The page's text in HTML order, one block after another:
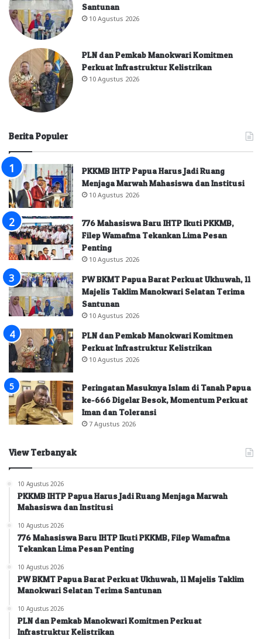
Santunan
10 Agustus 2026
PLN dan Pemkab Manokwari Komitmen
Perkuat Infrastruktur Kelistrikan
10 Agustus 2026
Berita Populer
PKKMB IHTP Papua Harus Jadi Ruang
Menjaga Marwah Mahasiswa dan Institusi
10 Agustus 2026
776 Mahasiswa Baru IHTP Ikuti PKKMB,
Filep Wamafma Tekankan Lima Pesan
Penting
10 Agustus 2026
PW BKMT Papua Barat Perkuat Ukhuwah, 11
Majelis Taklim Manokwari Selatan Terima
Santunan
10 Agustus 2026
PLN dan Pemkab Manokwari Komitmen
Perkuat Infrastruktur Kelistrikan
10 Agustus 2026
Peringatan Masuknya Islam di Tanah Papua
ke-666 Digelar Besok, Momentum Perkuat
Iman dan Toleransi
7 Agustus 2026
View Terbanyak
10 Agustus 2026
PKKMB IHTP Papua Harus Jadi Ruang Menjaga Marwah
Mahasiswa dan Institusi
10 Agustus 2026
776 Mahasiswa Baru IHTP Ikuti PKKMB, Filep Wamafma
Tekankan Lima Pesan Penting
10 Agustus 2026
PW BKMT Papua Barat Perkuat Ukhuwah, 11 Majelis Taklim
Manokwari Selatan Terima Santunan
10 Agustus 2026
PLN dan Pemkab Manokwari Komitmen Perkuat
Infrastruktur Kelistrikan